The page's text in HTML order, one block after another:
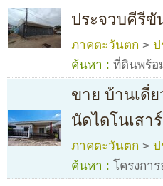
ประจวบคีรีขั
ภาคตะวันตก >
ค้นหา : ที่ดินพร้อ
ขาย บ้านเดี่
นัดไดโนเสา
ภาคตะวันตก >
ค้นหา : โครงกา